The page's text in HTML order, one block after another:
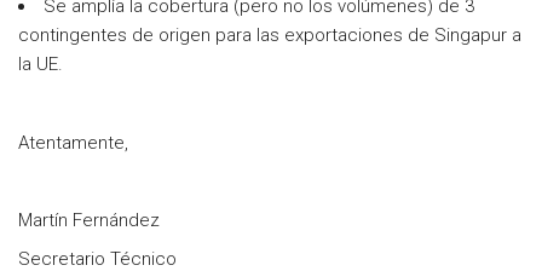
Se amplía la cobertura (pero no los volúmenes) de 3
contingentes de origen para las exportaciones de Singapur a
la UE.
Atentamente,
Martín Fernández
Secretario Técnico